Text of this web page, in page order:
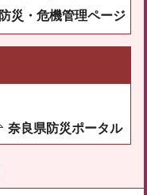
防災・危機管理ページ
奈良県防災ポータル